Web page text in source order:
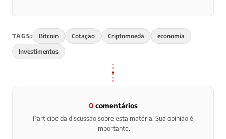
TAGS: Bitcoin Cotação Criptomoeda economia
Investimentos
0comentários
Participe da discussão sobre esta matéria. Sua opinião é
importante.